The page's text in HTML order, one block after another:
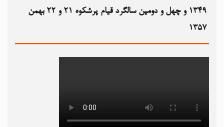
۱۳۴۹‏ و چهل و دومین سالگرد قیام پرشکوه ۲۱ و ۲۲ بهمن
۱۳۵۷